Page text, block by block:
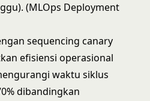
(MLOps Deployment
sequencing canary
efisiensi operasional
waktu siklus
dibandingkan